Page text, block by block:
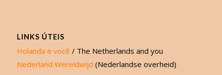
LINKS ÚTEIS
Holanda e você / The Netherlands and you
Nederland Wereldwijd (Nederlandse overheid)